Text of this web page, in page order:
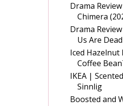
Drama
Chimera
Drama
Us Are
Iced Hazelnut
Coffee
IKEA |
Sinnlig
Boosted and